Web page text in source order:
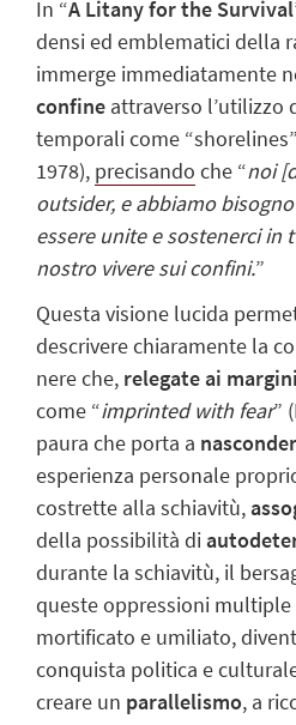
In “A Litany for the Survival
densi ed emblematici della
immerge immediatamente
confine attraverso l’utilizzo
temporali come
1978), precisando che “noi
outsider, e abbiamo bisogno
essere unite e sostenerci in
nostro vivere sui confini.”
Questa visione lucida
descrivere chiaramente la
nere che, relegate ai margini
come “imprinted with fear”
paura che porta a
esperienza personale
costrette alla schiavitù,
della possibilità di
durante la schiavitù, il b
queste oppressioni multiple
mortificato e umiliato,
conquista politica e
creare un parallelismo, a